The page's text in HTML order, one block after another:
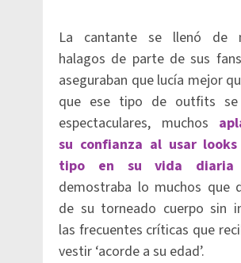
La cantante se llenó de
halagos de parte de sus
aseguraban que lucía mejor
que ese tipo de outfits
espectaculares, muchos
su confianza al usar
tipo en su vida diaria
demostraba lo muchos que
de su torneado cuerpo sin
las frecuentes críticas que
vestir ‘acorde a su edad’.